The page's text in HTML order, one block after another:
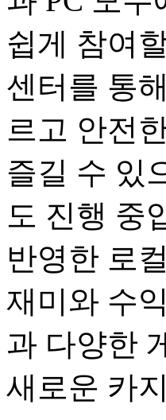
쉽게 참여
센터를 통
르고 안전
즐길 수 있
도 진행 중
반영한 로
재미와 수
과 다양한
새로운 카